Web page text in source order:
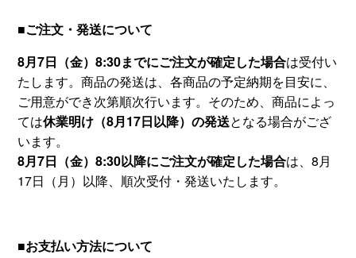
■ご注文・発送について
8月7日（金）8:30までにご注文が確定した場合は受付い
たします。商品の発送は、各商品の予定納期を目安に、
ご用意ができ次第順次行います。そのため、商品によっ
ては休業明け（8月17日以降）の発送となる場合がござ
います。
8月7日（金）8:30以降にご注文が確定した場合は、8月
17日（月）以降、順次受付・発送いたします。
■お支払い方法について